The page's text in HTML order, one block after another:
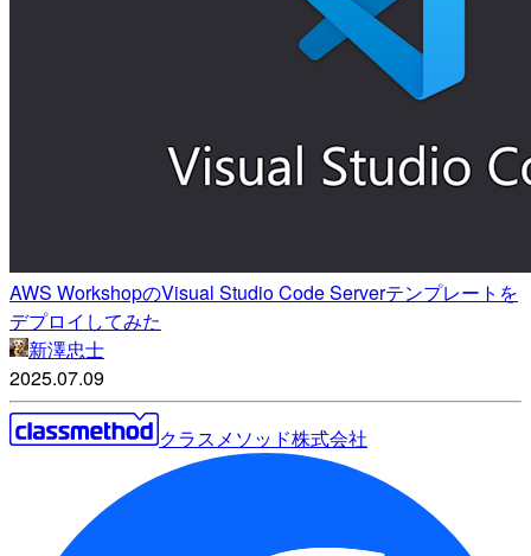
AWS WorkshopのVisual Studio Code Serverテンプレートを
デプロイしてみた
新澤忠士
2025.07.09
クラスメソッド株式会社